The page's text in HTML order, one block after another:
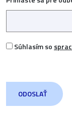
Súhlasím so